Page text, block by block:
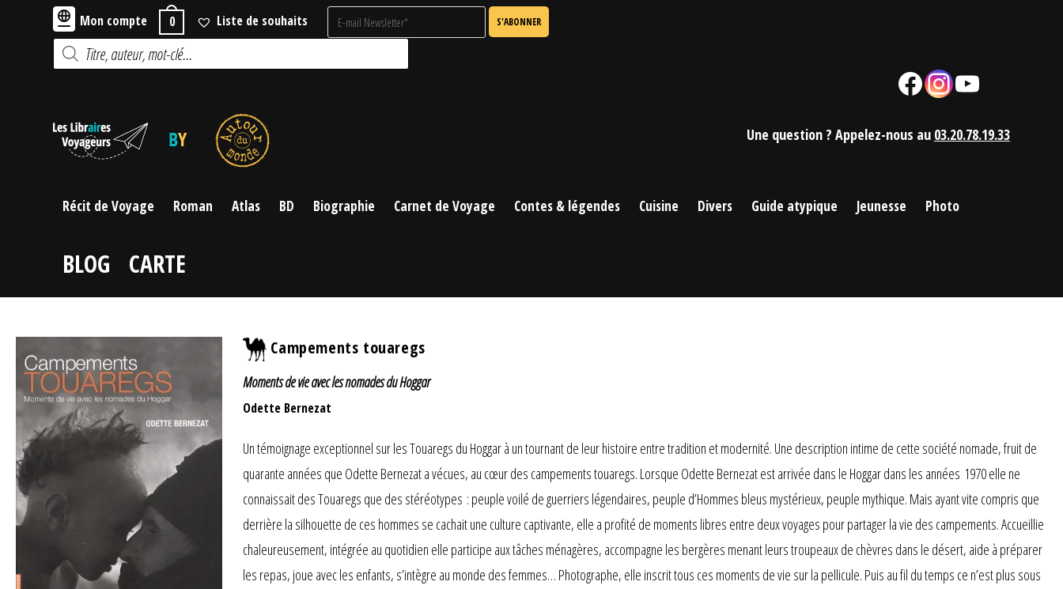
Mon compte 0 Liste de souhaits
Recherche
de
produits
FacebookInstagramYouTube
Une question ? Appelez-nous au 03.20.78.19.33
Récit de Voyage Roman Atlas BD Biographie Carnet de Voyage Contes & légendes Cuisine Divers Guide atypique Jeunesse Photo
BLOG CARTE
Campements touaregs
Moments de vie avec les nomades du Hoggar
Odette Bernezat
Un témoignage exceptionnel sur les Touaregs du Hoggar à un tournant de leur histoire entre tradition et modernité. Une description intime de cette société nomade, fruit de
quarante années que Odette Bernezat a vécues, au cœur des campements touaregs. Lorsque Odette Bernezat est arrivée dans le Hoggar dans les années 1970 elle ne
connaissait des Touaregs que des stéréotypes : peuple voilé de guerriers légendaires, peuple d’Hommes bleus mystérieux, peuple mythique. Mais ayant vite compris que
derrière la silhouette de ces hommes se cachait une culture captivante, elle a profité de moments libres entre deux voyages pour partager la vie des campements. Accueillie
chaleureusement, intégrée au quotidien elle participe aux tâches ménagères, accompagne les bergères menant leurs troupeaux de chèvres dans le désert, aide à préparer
les repas, joue avec les enfants, s’intègre au monde des femmes… Photographe, elle inscrit tous ces moments de vie sur la pellicule. Puis au fil du temps ce n’est plus sous